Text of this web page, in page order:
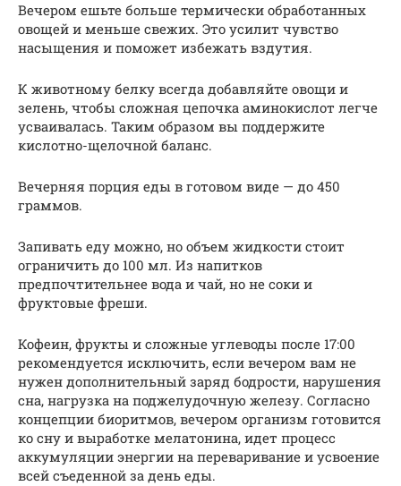
Вечером ешьте больше термически обработанных
овощей и меньше свежих. Это усилит чувство
насыщения и поможет избежать вздутия.
К животному белку всегда добавляйте овощи и
зелень, чтобы сложная цепочка аминокислот легче
усваивалась. Таким образом вы поддержите
кислотно-щелочной баланс.
Вечерняя порция еды в готовом виде — до 450
граммов.
Запивать еду можно, но объем жидкости стоит
ограничить до 100 мл. Из напитков
предпочтительнее вода и чай, но не соки и
фруктовые фреши.
Кофеин, фрукты и сложные углеводы после 17:00
рекомендуется исключить, если вечером вам не
нужен дополнительный заряд бодрости, нарушения
сна, нагрузка на поджелудочную железу. Согласно
концепции биоритмов, вечером организм готовится
ко сну и выработке мелатонина, идет процесс
аккумуляции энергии на переваривание и усвоение
всей съеденной за день еды.